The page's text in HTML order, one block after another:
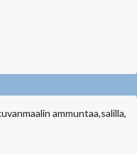
ammuntaa,salilla,